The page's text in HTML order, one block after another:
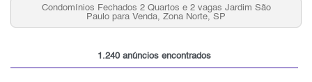
Condomínios Fechados 3 Quartos Jardim São Paulo para
Venda, Zona Norte, SP
1.240 anúncios encontrados